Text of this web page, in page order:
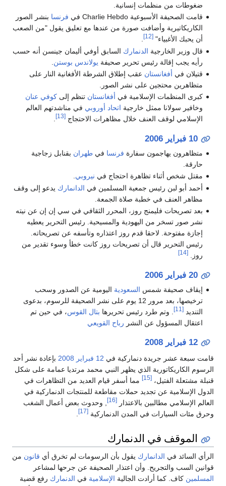
ضغوطات من منظمات إنسانية.
قامت الصحيفة الأسبوعية Charlie Hebdo في
فرنسا بنشر الصور
الكاريكاتيرية وأضافت صورة من عندها مع تعليق يقول "من الصعب
أن يحبك الأغبياء"[12]
.
قال وزير الخارجية الدنمارك السابق أوفي أليمان جينسن أنه حسب
رأيه يجب إقالة رئيس تحرير صحيفة يولاندس بوستن
قتيلان في أفغانستان عقب إطلاق الشرطة الأفغانية النار على
متظاهرين محتجين على نشر الصور.
كبرى المنظمات الإسلامية في أفغانستان تنظم إلىكوفي عنان
وخافير سولانا ممثل خارجية اتحاد أوروبي في مناشدتهم العالم
الإسلامي لوقف العنف خلال مظاهرات الاحتجاج[13]
.
10 فبراير 2006
متظاهرون يهاجمون سفارة فرنسا فيطهران بقنابل زجاجية
حارقة.
مقتل شخص أثناء تظاهرة احتجاج في نيروبي.
أحمد أبو لبن رئيس جمعية المسلمين في الدانمارك يدعو إلى وقف
مظاهر العنف في خطبة صلاة الجمعة.
بعد تصريحات فليمنج روز، المحرر الثقافي في سي إن إن عن نيته
نشر صور تسخر من اليهودية والمسيحية. رئيس التحرير يعطيه
إجازة مفتوحة. لاحقا قدم روز اعتذاره وتأسفه عن تصريحاته.
رئيس التحرير قال أن تصريحات روز كانت خطأ وسوء تقدير من
روز.[14]
20 فبراير 2006
إيقاف صحيفة شمس السعودية اليومية عن الصدور وسحب
ترخيصها، بعد مرور 12 يوم على نشر الصحيفة للرسوم، بدعوى
التنديد[11] . وتم طرد رئيس تحريرها بتال القوس، في حين تم
اعتقال المسؤول عن النشر رباح القويعي
12 فبراير 2008
قامت سبعة عشر جريدة دنماركية في 12 فبراير 2008 بإعادة نشر أحد
الرسوم الكاريكاتورية الذي يظهر النبي محمد مرتديا عمامة على شكل
قنبلة مشتعلة الفتيل، [15]
مما أسفر قيام العديد من التظاهرات في
الدول الإسلامية عن تجديد حملات مقاطعة للمنتجات الدنماركية في
العالم الإسلامي مطالبين بالاعتذار
[16]
, وحدوث بعض أعمال الشغب
وحرق مئات السيارات في المدن الدنماركية [17]
الموقف في الدنمارك
الرأي السائد في الدانمارك يقول بأن الرسومات لم تخرق أي قانون من
قوانين السب والتجريح. وأن اعتذار الصحيفة عن جرحها لمشاعر
المسلمين كاف. كما أرادت الجالية الإسلامية في الدنمارك رفع قضية